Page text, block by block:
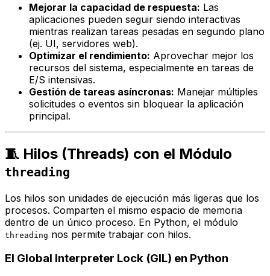
Mejorar la capacidad de respuesta: Las
aplicaciones pueden seguir siendo interactivas
mientras realizan tareas pesadas en segundo plano
(ej. UI, servidores web).
Optimizar el rendimiento: Aprovechar mejor los
recursos del sistema, especialmente en tareas de
E/S intensivas.
Gestión de tareas asíncronas: Manejar múltiples
solicitudes o eventos sin bloquear la aplicación
principal.
🧵 Hilos (Threads) con el Módulo
threading
Los hilos son unidades de ejecución más ligeras que los
procesos. Comparten el mismo espacio de memoria
dentro de un único proceso. En Python, el módulo
threading nos permite trabajar con hilos.
El Global Interpreter Lock (GIL) en Python